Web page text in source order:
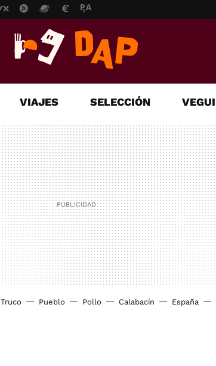
VIAJES SELECCIÓN VEGUI
Truco Pueblo Pollo Calabacín España